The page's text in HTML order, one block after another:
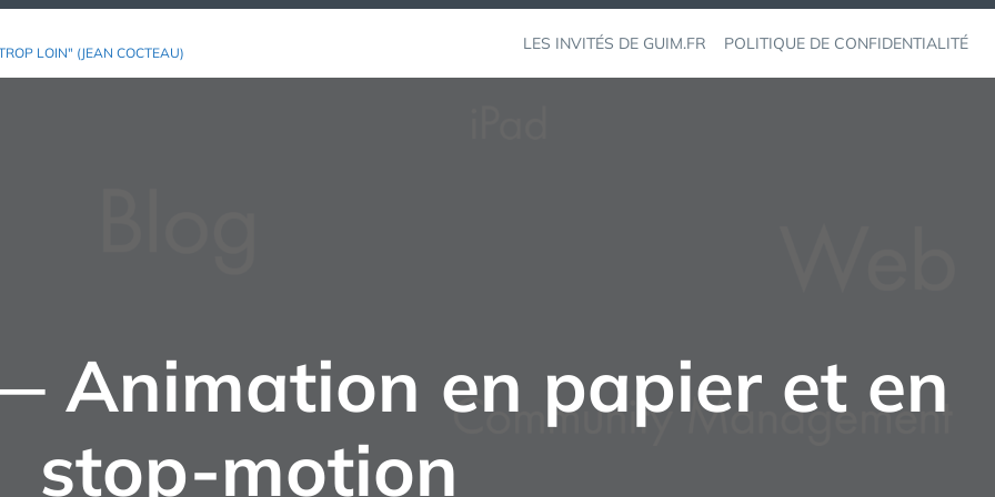
LOIN" (JEAN COCTEAU) LES INVITÉS DE GUIM.FR POLITIQUE DE CONFIDENTIALITÉ
Animation en papier et en
stop-motion